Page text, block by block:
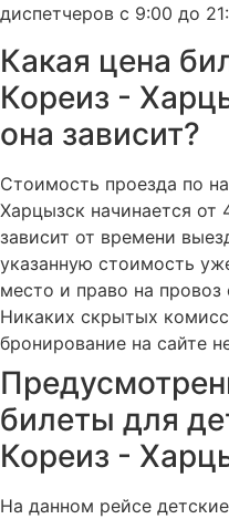
диспетчеров с 9:00 до
Какая цена
Кореиз -
она зависит?
Стоимость проезда по
Харцызск начинается от
зависит от времени
указанную стоимость
место и право на провоз
Никаких скрытых
бронирование на сайте
билеты для
Кореиз -
На данном рейсе